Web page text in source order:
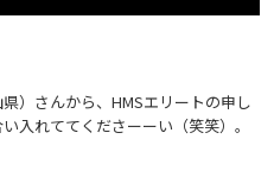
）さんから、HMSエリートの申し
入れててくださーーい（笑笑）。